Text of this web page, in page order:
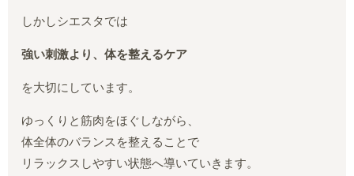
しかしシエスタでは
強い刺激より、体を整えるケア
を大切にしています。
ゆっくりと筋肉をほぐしながら、
体全体のバランスを整えることで
リラックスしやすい状態へ導いていきます。